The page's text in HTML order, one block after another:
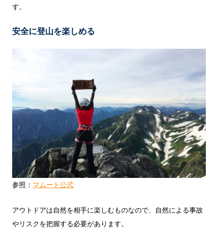
す。
安全に登山を楽しめる
参照： マムート公式
アウトドアは自然を相手に楽しむものなので、自然による事故
やリスクを把握する必要があります。